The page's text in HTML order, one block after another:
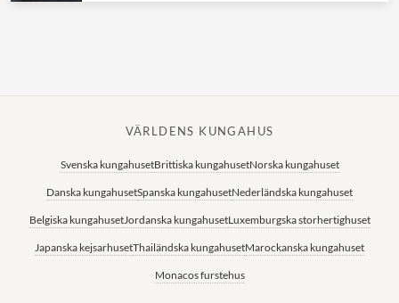
VÄRLDENS KUNGAHUS
Svenska kungahusetBrittiska kungahusetNorska kungahuset
Danska kungahusetSpanska kungahusetNederländska kungahuset
Belgiska kungahusetJordanska kungahusetLuxemburgska storhertighuset
Japanska kejsarhusetThailändska kungahusetMarockanska kungahuset
Monacos furstehus